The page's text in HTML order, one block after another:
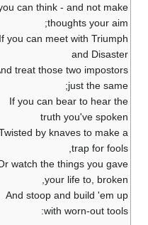
can think - and not make
thoughts your aim;
If you can meet with Triumph
and Disaster
treat those two impostors
just the same;
If you can bear to hear the
truth you've spoken
by knaves to make a
trap for fools,
watch the things you gave
your life to, broken,
And stoop and build 'em up
with worn-out tools: